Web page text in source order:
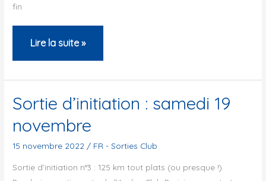
fin
Annulation
:
Sortie
d’initiation
n°4
:
samedi
10
Lire la suite »
Sortie d’initiation : samedi 19
novembre
15 novembre 2022 / FR - Sorties Club
Sortie d’initiation n°3 : 125 km tout plats (ou presque !)